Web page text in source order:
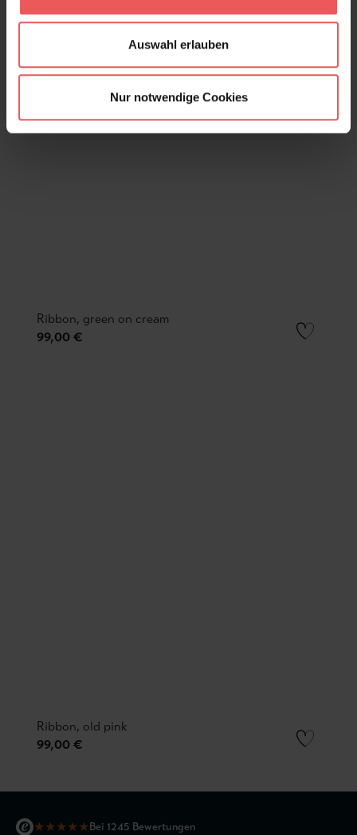
Auswahl erlauben
Nur notwendige Cookies
Ribbon, green on cream
99,00 €
Ribbon, old pink
99,00 €
★★★★★Bei 1245 Bewertungen